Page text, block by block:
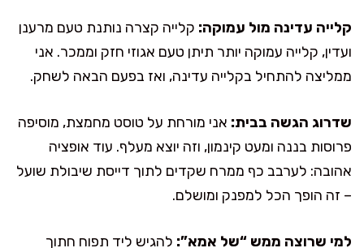
קלייה עדינה מול עמוקה: קלייה קצרה נותנת טעם מרענן
ועדין, קלייה עמוקה יותר תיתן טעם אגוזי חזק וממכר. אני
ממליצה להתחיל בקלייה עדינה, ואז בפעם הבאה לשחק.
שדרוג הגשה בבית: אני מורחת על טוסט מחמצת, מוסיפה
פרוסות בננה ומעט קינמון, וזה יוצא מעלף. עוד אופציה
אהובה: לערבב כף ממרח שקדים לתוך דייסת שיבולת שועל
– זה הופך הכל למפנק ומושלם.
למי שרוצה ממש “של אמא”: להגיש ליד תפוח חתוך